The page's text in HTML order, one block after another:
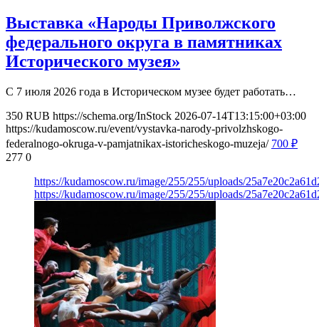
Выставка «Народы Приволжского
федерального округа в памятниках
Исторического музея»
С 7 июля 2026 года в Историческом музее будет работать…
350 RUB https://schema.org/InStock 2026-07-14T13:15:00+03:00
https://kudamoscow.ru/event/vystavka-narody-privolzhskogo-
federalnogo-okruga-v-pamjatnikax-istoricheskogo-muzeja/ 700 ₽
277 0
https://kudamoscow.ru/image/255/255/uploads/
https://kudamoscow.ru/image/255/255/uploads/